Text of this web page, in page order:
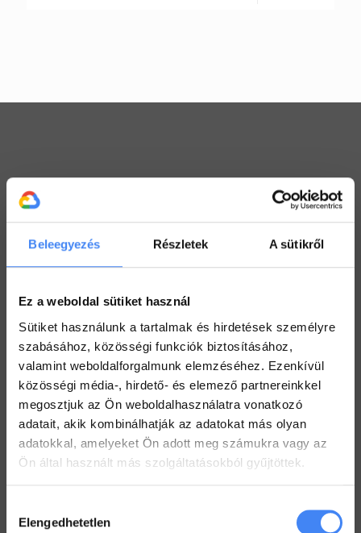
Beleegyezés Részletek A sütikről
Ez a weboldal sütiket használ
Sütiket használunk a tartalmak és hirdetések személyre
szabásához, közösségi funkciók biztosításához,
valamint weboldalforgalmunk elemzéséhez. Ezenkívül
közösségi média-, hirdető- és elemező partnereinkkel
megosztjuk az Ön weboldalhasználatra vonatkozó
adatait, akik kombinálhatják az adatokat más olyan
adatokkal, amelyeket Ön adott meg számukra vagy az
Ön által használt más szolgáltatásokból gyűjtöttek.
kiválasztása
Elengedhetetlen
Használj megosztott Drive-ot a csapatoddal
2022. július 26.
2022. július 25.
Hogyan ellenőrizd a kijelölt feladataid a Drive-ban
2022. július 19.
Hogyan tarts minden Gmail mappát szem előtt?
2022. július 18.
Dolgozz zip fájlokkal a Drive-ban
2022. július 12.
Workspace Blog